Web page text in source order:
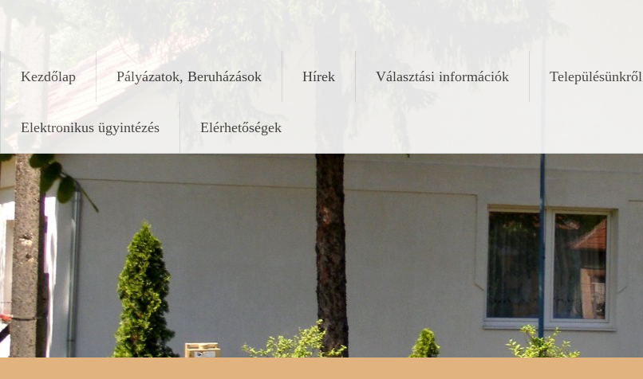
Kezdőlap Pályázatok, Beruházások Hírek Választási információk Településünkről
Elektronikus ügyintézés Elérhetőségek